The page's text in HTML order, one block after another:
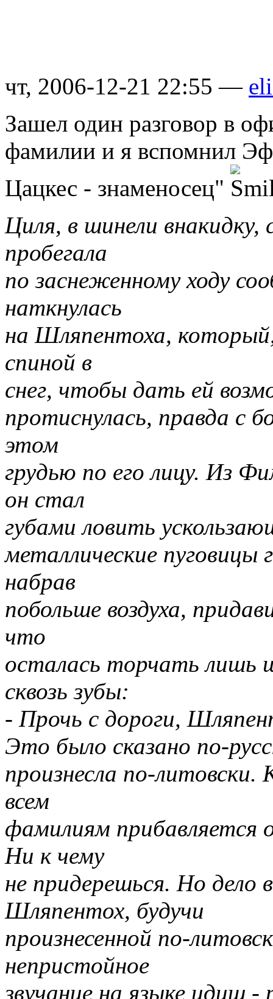
чт, 2006-12-21 22:55 —
Зашел один разговор в
фамилии и я вспомнил
Цацкес - знаменосец"
Циля, в шинели
пробегала
по заснеженному ходу
наткнулась
на Шляпентоха, который,
спиной в
снег, чтобы дать ей
протиснулась, правда с
этом
грудью по его лицу. Из
он стал
губами ловить
металлические
набрав
побольше воздуха,
что
осталась торчать лишь
сквозь зубы:
- Прочь с дороги,
Это было сказано по-
произнесла по-литовски.
всем
фамилиям прибавляется
Ни к чему
не придерешься. Но
Шляпентох, будучи
произнесенной по-
непристойное
звучание на языке идиш -